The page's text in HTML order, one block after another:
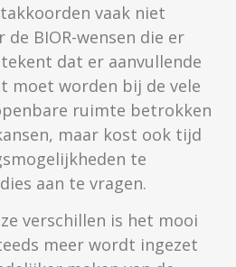
vaak niet
BIOR-wensen die er
dat er aanvullende
moet worden bij de vele
ruimte betrokken
maar kost ook tijd
te
aan te vragen.
verschillen is het mooi
meer wordt ingezet